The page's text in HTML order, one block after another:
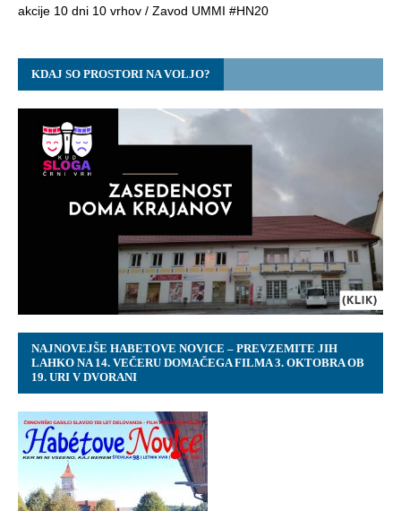
akcije 10 dni 10 vrhov / Zavod UMMI #HN20
KDAJ SO PROSTORI NA VOLJO?
NAJNOVEJŠE HABETOVE NOVICE – PREVZEMITE JIH
LAHKO NA 14. VEČERU DOMAČEGA FILMA 3. OKTOBRA OB
19. URI V DVORANI